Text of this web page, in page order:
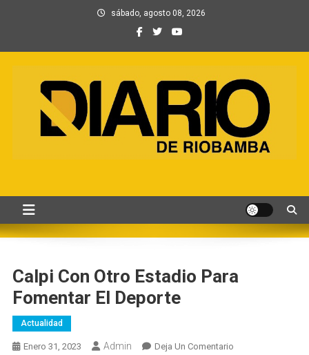
sábado, agosto 08, 2026
y Contenidos digitales
Calpi Con Otro Estadio Para
Fomentar El Deporte
Actualidad
Enero 31, 2023 Admin Deja Un ComentarioEn